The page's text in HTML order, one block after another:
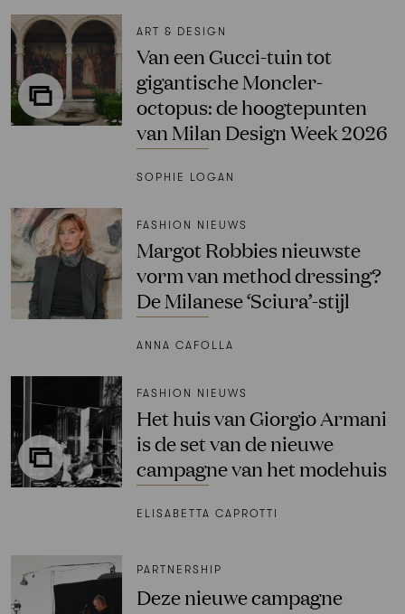
ART & DESIGN
Van een Gucci-tuin tot
gigantische Moncler-
octopus: de hoogtepunten
van Milan Design Week 2026
SOPHIE LOGAN
FASHION NIEUWS
Margot Robbies nieuwste
vorm van method dressing?
De Milanese ‘Sciura’-stijl
ANNA CAFOLLA
FASHION NIEUWS
Het huis van Giorgio Armani
is de set van de nieuwe
campagne van het modehuis
ELISABETTA CAPROTTI
PARTNERSHIP
Deze nieuwe campagne